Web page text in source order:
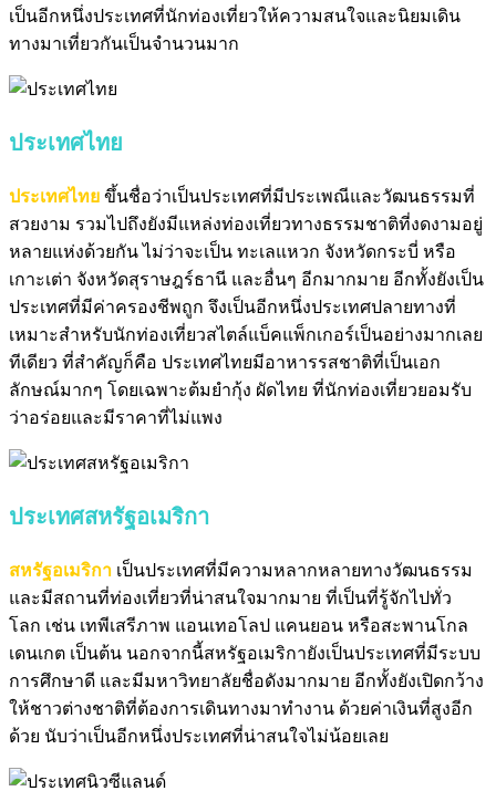
เป็นอีกหนึ่งประเทศที่นักท่องเที่ยวให้ความสนใจและนิยมเดิน
ทางมาเที่ยวกันเป็นจำนวนมาก
ประเทศไทย
ประเทศไทย ขึ้นชื่อว่าเป็นประเทศที่มีประเพณีและวัฒนธรรมที่
สวยงาม รวมไปถึงยังมีแหล่งท่องเที่ยวทางธรรมชาติที่งดงามอยู่
หลายแห่งด้วยกันไม่ว่าจะเป็น ทะเลแหวก จังหวัดกระบี่ หรือ
เกาะเต่า จังหวัดสุราษฎร์ธานี และอื่นๆ อีกมากมาย อีกทั้งยังเป็น
ประเทศที่มีค่าครองชีพถูก จึงเป็นอีกหนึ่งประเทศปลายทางที่
เหมาะสำหรับนักท่องเที่ยวสไตล์แบ็คแพ็กเกอร์เป็นอย่างมากเลย
ทีเดียว ที่สำคัญก็คือ ประเทศไทยมีอาหารรสชาติที่เป็นเอก
ลักษณ์มากๆ โดยเฉพาะต้มยำกุ้ง ผัดไทย ที่นักท่องเที่ยวยอมรับ
ว่าอร่อยและมีราคาที่ไม่แพง
ประเทศสหรัฐอเมริกา
สหรัฐอเมริกา เป็นประเทศที่มีความหลากหลายทางวัฒนธรรม
และมีสถานที่ท่องเที่ยวที่น่าสนใจมากมาย ที่เป็นที่รู้จักไปทั่ว
โลก เช่น เทพีเสรีภาพ แอนเทอโลป แคนยอน หรือสะพานโกล
เดนเกต เป็นต้น นอกจากนี้สหรัฐอเมริกายังเป็นประเทศที่มีระบบ
การศึกษาดี และมีมหาวิทยาลัยชื่อดังมากมาย อีกทั้งยังเปิดกว้าง
ให้ชาวต่างชาติที่ต้องการเดินทางมาทำงาน ด้วยค่าเงินที่สูงอีก
ด้วย นับว่าเป็นอีกหนึ่งประเทศที่น่าสนใจไม่น้อยเลย